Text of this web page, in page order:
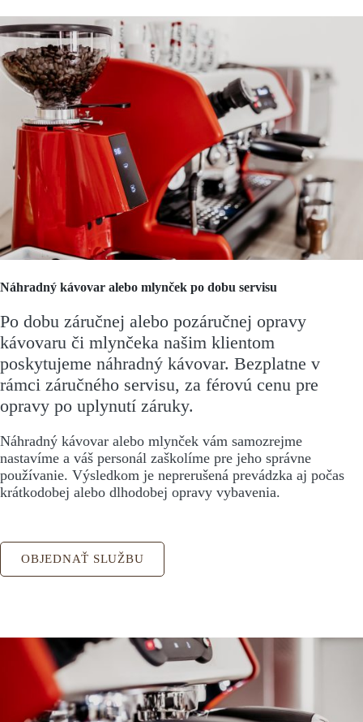
Náhradný kávovar alebo mlynček po dobu servisu
Po dobu záručnej alebo pozáručnej opravy
kávovaru či mlynčeka našim klientom
poskytujeme náhradný kávovar. Bezplatne v
rámci záručného servisu, za férovú cenu pre
opravy po uplynutí záruky.
Náhradný kávovar alebo mlynček vám samozrejme
nastavíme a váš personál zaškolíme pre jeho správne
používanie. Výsledkom je neprerušená prevádzka aj počas
krátkodobej alebo dlhodobej opravy vybavenia.
OBJEDNAŤ SLUŽBU